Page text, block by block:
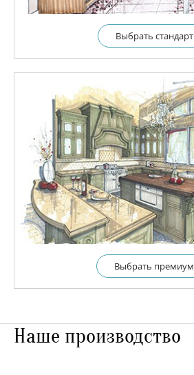
Выбрать cтандарт
Выбрать премиум
Наше производство